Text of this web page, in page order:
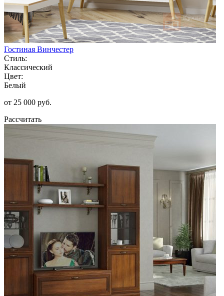
Гостиная Винчестер
Стиль:
Классический
Цвет:
Белый
от 25 000 руб.
Рассчитать